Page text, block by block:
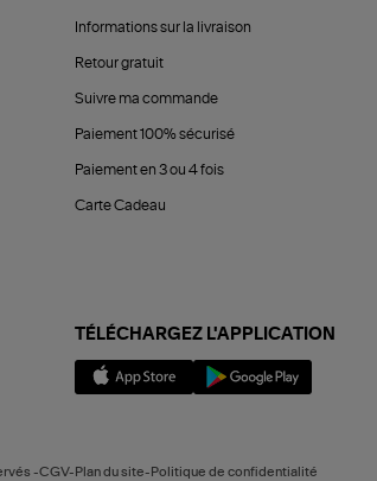
Informations sur la livraison
Retour gratuit
Suivre ma commande
Paiement 100% sécurisé
Paiement en 3 ou 4 fois
Carte Cadeau
TÉLÉCHARGEZ L'APPLICATION
-CGV-Plan du site-Politique de confidentialité